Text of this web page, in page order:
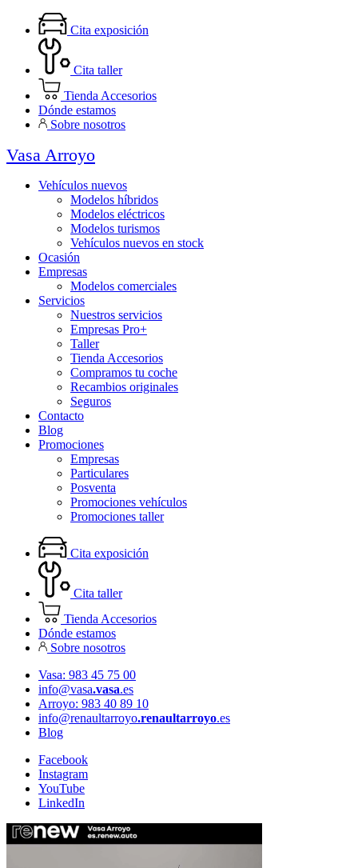
Cita exposición
Cita taller
Tienda Accesorios
Dónde estamos
Sobre nosotros
Vasa Arroyo
Vehículos nuevos
Modelos híbridos
Modelos eléctricos
Modelos turismos
Vehículos nuevos en stock
Ocasión
Empresas
Modelos comerciales
Servicios
Nuestros servicios
Empresas Pro+
Taller
Tienda Accesorios
Compramos tu coche
Recambios originales
Seguros
Contacto
Blog
Promociones
Empresas
Particulares
Posventa
Promociones vehículos
Promociones taller
Cita exposición
Cita taller
Tienda Accesorios
Dónde estamos
Sobre nosotros
Vasa: 983 45 75 00
info@vasa.vasa.es
Arroyo: 983 40 89 10
info@renaultarroyo.renaultarroyo.es
Blog
Facebook
Instagram
YouTube
LinkedIn